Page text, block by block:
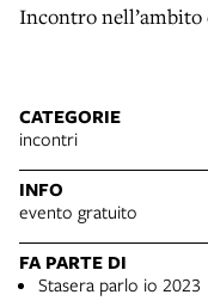
Incontro nell’ambito
CATEGORIE
incontri
INFO
evento gratuito
FA PARTE DI
Stasera parlo io 2023